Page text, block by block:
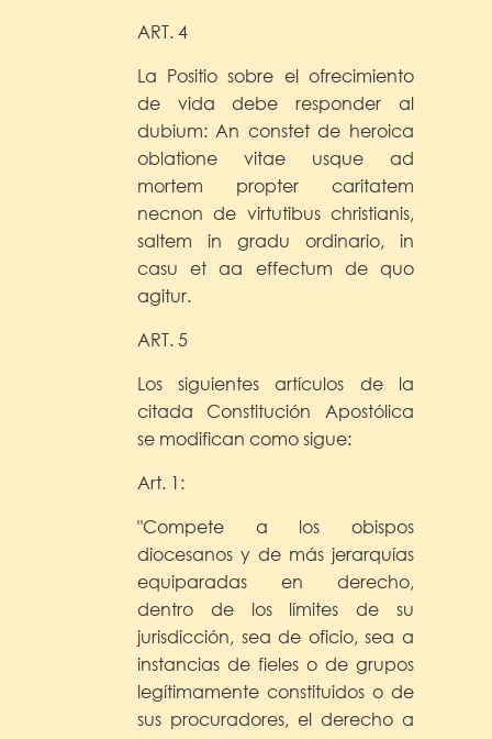
ART. 4
La Positio sobre el ofrecimiento
de vida debe responder al
dubium: An constet de heroica
oblatione vitae usque ad
mortem propter caritatem
necnon de virtutibus christianis,
saltem in gradu ordinario, in
casu et aa effectum de quo
agitur.
ART. 5
Los siguientes artículos de la
citada Constitución Apostólica
se modifican como sigue:
Art. 1:
"Compete a los obispos
diocesanos y de más jerarquías
equiparadas en derecho,
dentro de los límites de su
jurisdicción, sea de oficio, sea a
instancias de fieles o de grupos
legítimamente constituidos o de
sus procuradores, el derecho a